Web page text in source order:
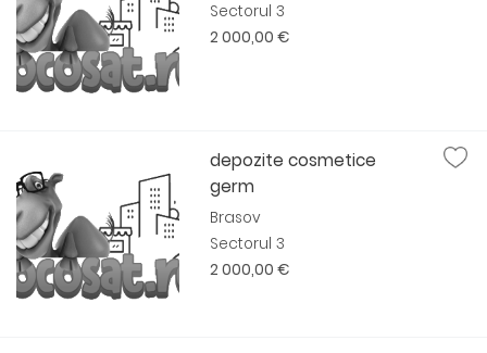
Sectorul 3
2 000,00 €
depozite cosmetice
germ
Brasov
Sectorul 3
2 000,00 €